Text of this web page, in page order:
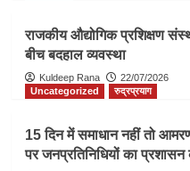
राजकीय औद्योगिक प्रशिक्षण
बीच बदहाल व्यवस्था
Kuldeep Rana
22/07/2026
Uncategorized
रुद्रप्रयाग
15 दिन में समाधान नहीं तो
पर जनप्रतिनिधियों का